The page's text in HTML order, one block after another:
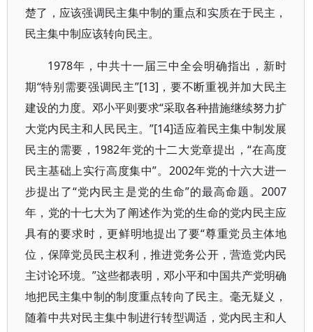
楚了，应该强调民主集中制的重点和实质在于民主，
民主集中制应该转向民主。
1978年，中共十一届三中全会明确指出，新时
期“特别需要强调民主”[13]，要不断重视并加大民主
建设的力度。邓小平则要求“采取各种措施继续努力扩
大党内民主和人民民主。”[14]适应着民主集中制发展
民主的需要，1982年党的十二大党章提出，“在高度
民主基础上实行高度集中”。2002年党的十六大进一
步提出了“党内民主是党的生命”的最高命题。2007
年，党的十七大为了阐述作为党的生命的党内民主应
具有的要求时，更鲜明地提出了要“尊重党员主体地
位，保障党员民主权利，推进党务公开，营造党内民
主讨论环境。”这些都表明，邓小平和中国共产党明确
地把民主集中制的制度重点转向了民主。毫无疑义，
随着中共对民主集中制进行转型调适，党内民主和人